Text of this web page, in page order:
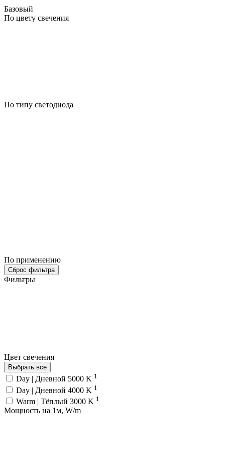
Базовый
По цвету свечения
По типу светодиода
По применению
Сброс фильтра
Фильтры
Цвет свечения
Выбрать все
Day | Дневной 5000 K 1
Day | Дневной 4000 K 1
Warm | Тёплый 3000 K 1
Мощность на 1м, W/m